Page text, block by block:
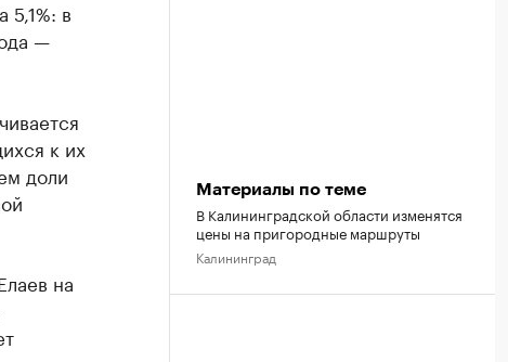
5,1%: в
—
к их
доли
на
Материалы по теме
В Калининградской области изменятся
цены на пригородные маршруты
Калининград